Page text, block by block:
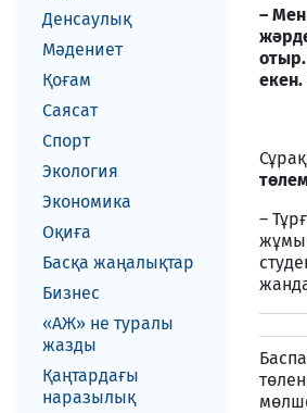
Денсаулық
Мәдениет
Қоғам
Саясат
Спорт
Экология
Экономика
Оқиға
Басқа жаңалықтар
Бизнес
«АЖ» не туралы
жазды
Қаңтардағы
наразылық
–
–